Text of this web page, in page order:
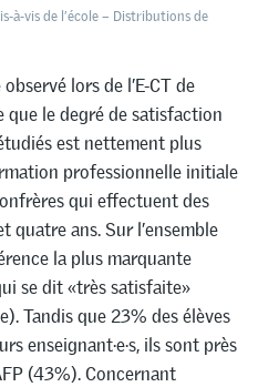
à-vis de l’école – Distributions de
lors de l’E-CT de
que le degré de satisfaction
est nettement plus
professionnelle initiale
qui effectuent des
ans. Sur l’ensemble
la plus marquante
se dit «très satisfaite»
Tandis que 23% des élèves
enseignant·e·s, ils sont près
(43%). Concernant